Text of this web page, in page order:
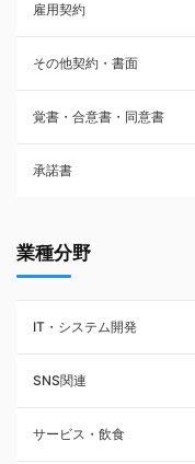
株主総会議事録・関連書類
請負契約
フランチャイズ契約
賃貸借契約
雇用契約
その他契約・書面
覚書・合意書・同意書
承諾書
業種分野
IT・システム開発
SNS関連
サービス・飲食